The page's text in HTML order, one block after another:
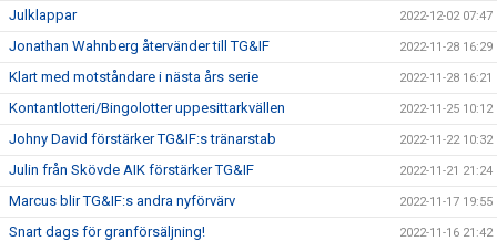
Julklappar 2022-12-02 07:47
Jonathan Wahnberg återvänder till TG&IF 2022-11-28 16:29
Klart med motståndare i nästa års serie 2022-11-28 16:21
Kontantlotteri/Bingolotter uppesittarkvällen 2022-11-25 10:12
Johny David förstärker TG&IF:s tränarstab 2022-11-22 10:32
Julin från Skövde AIK förstärker TG&IF 2022-11-21 21:24
Marcus blir TG&IF:s andra nyförvärv 2022-11-17 19:55
Snart dags för granförsäljning! 2022-11-16 21:42